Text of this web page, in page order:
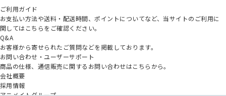
ご利用ガイド
お支払い方法や送料・配送時間、ポイントについてなど、当サイトのご利用に
関してはこちらをご確認ください。
Q&A
お客様から寄せられたご質問などを掲載しております。
お問い合わせ・ユーザーサポート
商品の仕様、通信販売に関するお問い合わせはこちらから。
会社概要
採用情報